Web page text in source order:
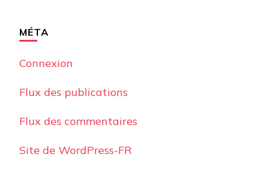
MÉTA
Connexion
Flux des publications
Flux des commentaires
Site de WordPress-FR